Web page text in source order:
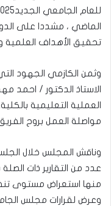
الماضي ، مشددا على
تحقيق الأهداف العلمية
وثمن الكازمي الجهود
الاستاذ الدكتور / احمد
العملية التعليمية
مواصلة العمل بروح
وناقش المجلس خلال
عدد من التقارير ذات
منها استعراض مستوى
وعرض لقرارات مجلس